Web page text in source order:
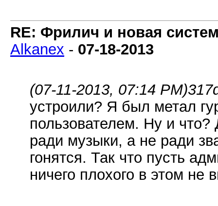
RE: Фрилич и новая
Alkanex - 07-18-2013
(07-11-2013, 07:14 PM)
устроили? Я был метал
пользователем. Ну и
ради музыки, а не ради
гонятся. Так что пусть
ничего плохого в этом не